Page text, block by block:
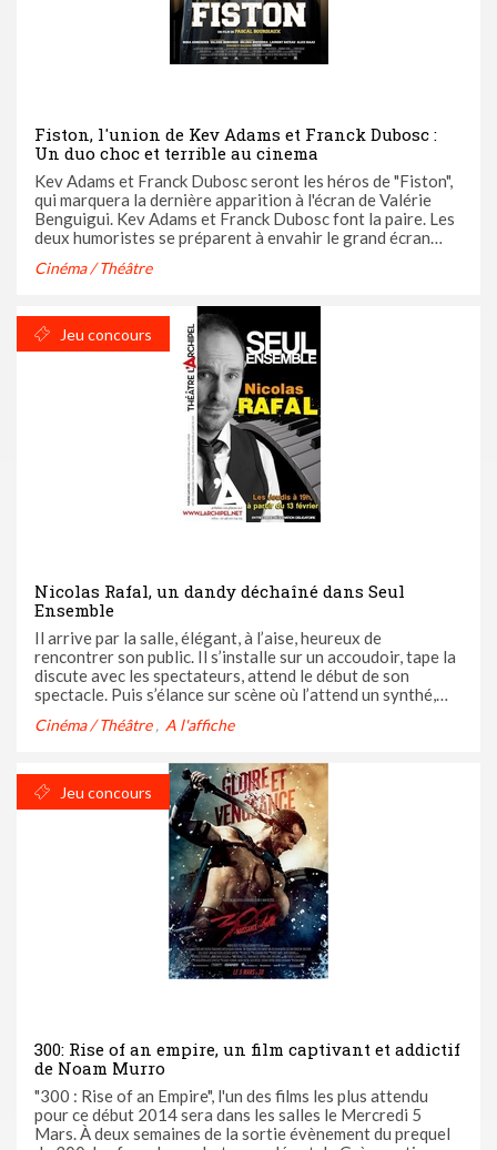
Fiston, l'union de Kev Adams et Franck Dubosc :
Un duo choc et terrible au cinema
Kev Adams et Franck Dubosc seront les héros de "Fiston",
qui marquera la dernière apparition à l'écran de Valérie
Benguigui. Kev Adams et Franck Dubosc font la paire. Les
deux humoristes se préparent à envahir le grand écran
Synopsis: "Depuis qu’il a 7 ans, Alex n’a qu’une ...
Cinéma / Théâtre
Jeu concours
Nicolas Rafal, un dandy déchaîné dans Seul
Ensemble
Il arrive par la salle, élégant, à l’aise, heureux de
rencontrer son public. Il s’installe sur un accoudoir, tape la
discute avec les spectateurs, attend le début de son
spectacle. Puis s’élance sur scène où l’attend un synthé,
accessoires, mais pas trop. Au niveau des effets spéciaux,
Cinéma / Théâtre A l'affiche
Jeu concours
300: Rise of an empire, un film captivant et addictif
de Noam Murro
"300 : Rise of an Empire", l'un des films les plus attendu
pour ce début 2014 sera dans les salles le Mercredi 5
Mars. À deux semaines de la sortie évènement du prequel